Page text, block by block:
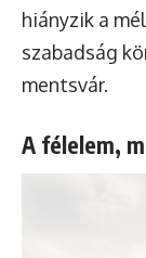
hiányzik a
szabadság
mentsvár.
A félelem,